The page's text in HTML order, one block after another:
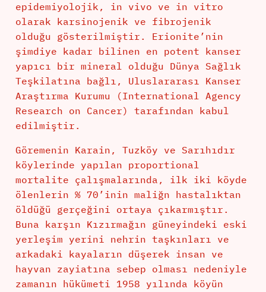
epidemiyolojik, in vivo ve in vitro
olarak karsinojenik ve fibrojenik
olduğu gösterilmiştir. Erionite’nin
şimdiye kadar bilinen en potent kanser
yapıcı bir mineral olduğu Dünya Sağlık
Teşkilatına bağlı, Uluslararası Kanser
Araştırma Kurumu (International Agency
Research on Cancer) tarafından kabul
edilmiştir.
Göremenin Karain, Tuzköy ve Sarıhıdır
köylerinde yapılan proportional
mortalite çalışmalarında, ilk iki köyde
ölenlerin % 70’inin maliğn hastalıktan
öldüğü gerçeğini ortaya çıkarmıştır.
Buna karşın Kızırmağın güneyindeki eski
yerleşim yerini nehrin taşkınları ve
arkadaki kayaların düşerek insan ve
hayvan zayiatına sebep olması nedeniyle
zamanın hükümeti 1958 yılında köyün